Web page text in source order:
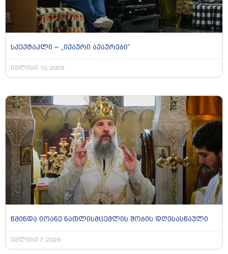
სპექტაკლი – „იქაური აქაურები“
ივლისი 10, 2026
წმინდა იოანე ნათლისმცემლის შობის დღესასწაული
ივლისი 7, 2026